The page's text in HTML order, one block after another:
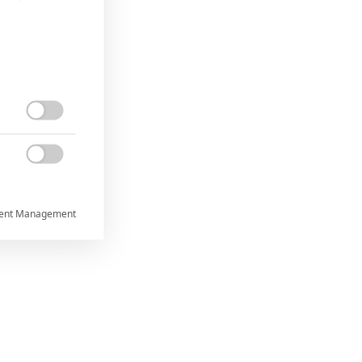

Management